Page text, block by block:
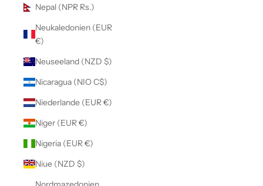
Nepal (NPR Rs.)
Neukaledonien (EUR
€)
Neuseeland (NZD $)
Nicaragua (NIO C$)
Niederlande (EUR €)
Niger (EUR €)
Nigeria (EUR €)
Niue (NZD $)